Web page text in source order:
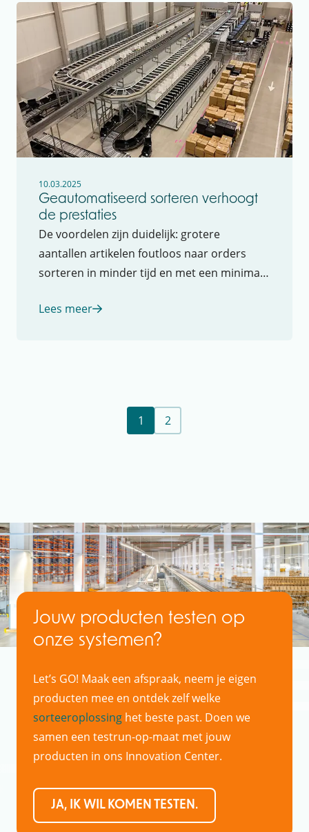
beleid, en de marketing en sales van
DistriSort. Gehling komt van Bowe
Intralogistics en was daar...
10.03.2025
Geautomatiseerd sorteren verhoogt
de prestaties
De voordelen zijn duidelijk: grotere
aantallen artikelen foutloos naar orders
sorteren in minder tijd en met een minimaal
kosten.
Lees meer
1 2
Jouw producten testen op
onze systemen?
Let’s GO! Maak een afspraak, neem je eigen
producten mee en ontdek zelf welke
sorteeroplossing het beste past. Doen we
samen een testrun-op-maat met jouw
producten in ons Innovation Center.
JA, IK WIL KOMEN TESTEN.